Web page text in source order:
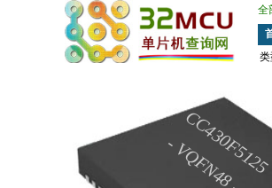
全
类
CC430F5125
- VQFN48 -